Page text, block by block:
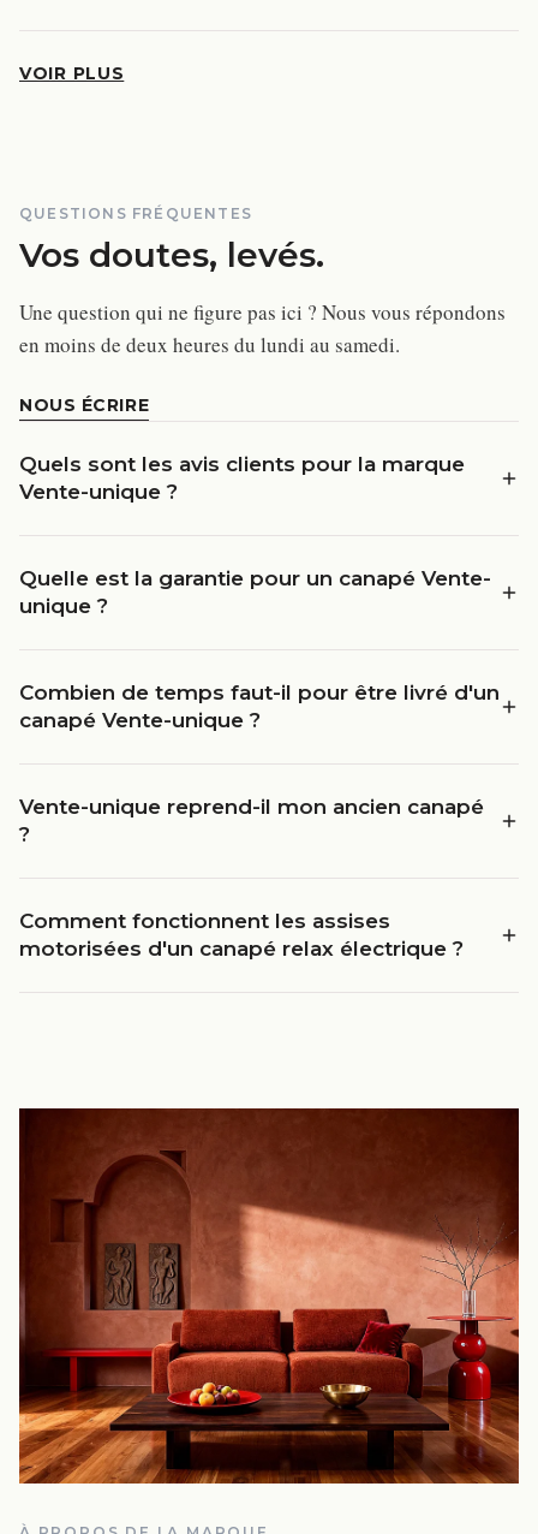
VOIR PLUS
QUESTIONS FRÉQUENTES
Vos doutes, levés.
Une question qui ne figure pas ici ? Nous vous répondons
en moins de deux heures du lundi au samedi.
NOUS ÉCRIRE
Quels sont les avis clients pour la marque
Vente-unique ?
Quelle est la garantie pour un canapé Vente-
unique ?
Combien de temps faut-il pour être livré d'un
canapé Vente-unique ?
Vente-unique reprend-il mon ancien canapé
?
Comment fonctionnent les assises
motorisées d'un canapé relax électrique ?